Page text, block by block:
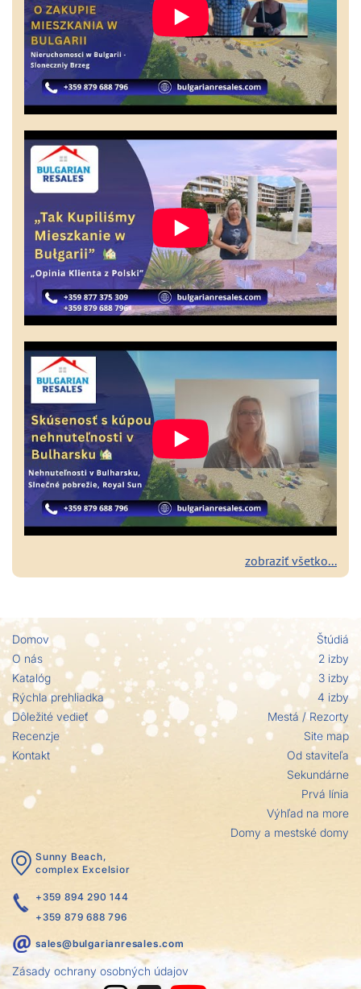
zobraziť všetko...
Domov
O nás
Katalóg
Rýchla prehliadka
Dôležité vedieť
Recenzje
Kontakt
Štúdiá
2 izby
3 izby
4 izby
Mestá / Rezorty
Site map
Od staviteľa
Sekundárne
Prvá línia
Výhľad na more
Domy a mestské domy
Sunny Beach,
complex Excelsior
+359 894 290 144
+359 879 688 796
sales@bulgarianresales.com
Zásady ochrany osobných údajov